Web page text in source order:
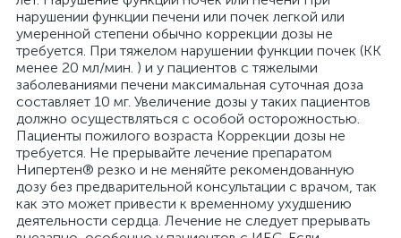
нарушении функции печени или почек легкой или
умеренной степени обычно коррекции дозы не
требуется. При тяжелом нарушении функции почек (КК
менее 20 мл/мин. ) и у пациентов с тяжелыми
заболеваниями печени максимальная суточная доза
составляет 10 мг. Увеличение дозы у таких пациентов
должно осуществляться с особой осторожностью.
Пациенты пожилого возраста Коррекции дозы не
требуется. Не прерывайте лечение препаратом
Нипертен® резко и не меняйте рекомендованную
дозу без предварительной консультации с врачом, так
как это может привести к временному ухудшению
деятельности сердца. Лечение не следует прерывать